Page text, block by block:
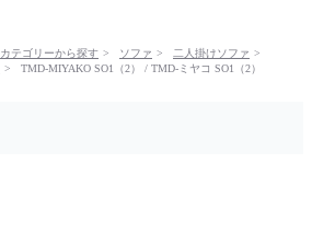
カテゴリーから探す ソファ
二人掛けソファ
TMD-MIYAKO SO1（2） / TMD-ミヤコ SO1（2）